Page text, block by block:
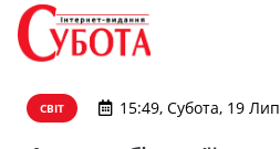
СВІТ 15:49, Субота, 19